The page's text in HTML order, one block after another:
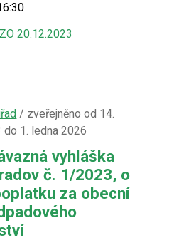
20.12.2023
/ zveřejněno od 14.
1. ledna 2026
vyhláška
č. 1/2023, o
za obecní